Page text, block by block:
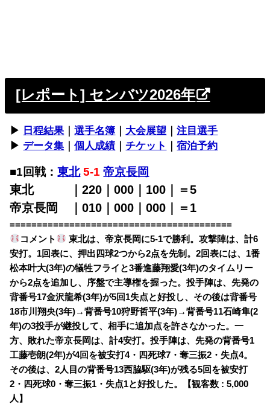
[レポート] センバツ2026年
▶︎ 日程結果｜選手名簿 大会展望 ｜注目選手
▶︎ データ集 ｜個人成績｜チケット ｜宿泊予約
■1回戦：東北 5-1 帝京長岡
東北 ｜220｜000｜100｜＝5
帝京長岡 ｜010｜000｜000｜＝1
=========================================
コメント
東北は、帝京長岡に5-1で勝利。攻撃陣は、計6
安打。1回表に、押出四球2つから2点を先制。2回表には、1番
松本叶大(3年)の犠牲フライと3番進藤翔愛(3年)のタイムリー
から2点を追加し、序盤で主導権を握った。投手陣は、先発の
背番号17金沢龍希(3年)が5回1失点と好投し、その後は背番号
18市川翔央(3年)→背番号10狩野哲平(3年)→背番号11石崎隼(2
年)の3投手が継投して、相手に追加点を許さなかった。一
方、敗れた帝京長岡は、計4安打。投手陣は、先発の背番号1
工藤壱朗(2年)が4回を被安打4・四死球7・奪三振2・失点4。
その後は、2人目の背番号13西脇駆(3年)が残る5回を被安打
2・四死球0・奪三振1・失点1と好投した。【観客数 : 5,000
人】